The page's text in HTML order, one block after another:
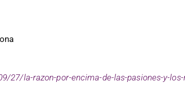
27/la-razon-por-encima-de-las-pasiones-y-